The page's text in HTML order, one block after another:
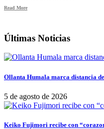
Sidebar
Read More
Últimas Noticias
Ollanta Humala marca distancia
5 de agosto de 2026
Keiko Fujimori recibe con